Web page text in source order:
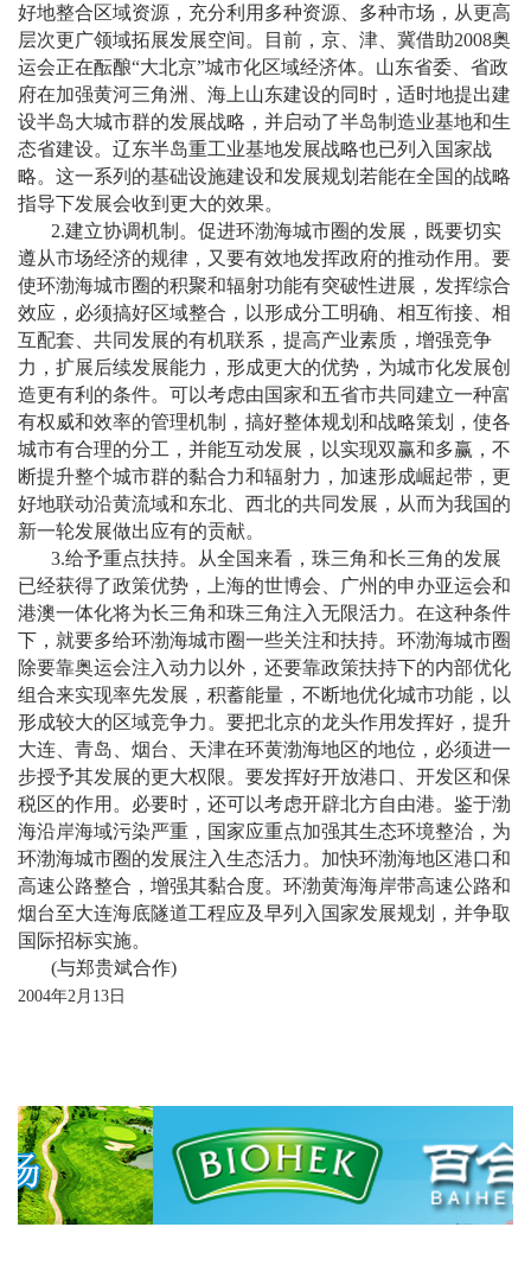
好地整合区域资源，充分利用多种资源、多种市场，从更高
层次更广领域拓展发展空间。目前，京、津、冀借助2008奥
运会正在酝酿“大北京”城市化区域经济体。山东省委、省政
府在加强黄河三角洲、海上山东建设的同时，适时地提出建
设半岛大城市群的发展战略，并启动了半岛制造业基地和生
态省建设。辽东半岛重工业基地发展战略也已列入国家战
略。这一系列的基础设施建设和发展规划若能在全国的战略
指导下发展会收到更大的效果。
2.建立协调机制。促进环渤海城市圈的发展，既要切实
遵从市场经济的规律，又要有效地发挥政府的推动作用。要
使环渤海城市圈的积聚和辐射功能有突破性进展，发挥综合
效应，必须搞好区域整合，以形成分工明确、相互衔接、相
互配套、共同发展的有机联系，提高产业素质，增强竞争
力，扩展后续发展能力，形成更大的优势，为城市化发展创
造更有利的条件。可以考虑由国家和五省市共同建立一种富
有权威和效率的管理机制，搞好整体规划和战略策划，使各
城市有合理的分工，并能互动发展，以实现双赢和多赢，不
断提升整个城市群的黏合力和辐射力，加速形成崛起带，更
好地联动沿黄流域和东北、西北的共同发展，从而为我国的
新一轮发展做出应有的贡献。
3.给予重点扶持。从全国来看，珠三角和长三角的发展
已经获得了政策优势，上海的世博会、广州的申办亚运会和
港澳一体化将为长三角和珠三角注入无限活力。在这种条件
下，就要多给环渤海城市圈一些关注和扶持。环渤海城市圈
除要靠奥运会注入动力以外，还要靠政策扶持下的内部优化
组合来实现率先发展，积蓄能量，不断地优化城市功能，以
形成较大的区域竞争力。要把北京的龙头作用发挥好，提升
大连、青岛、烟台、天津在环黄渤海地区的地位，必须进一
步授予其发展的更大权限。要发挥好开放港口、开发区和保
税区的作用。必要时，还可以考虑开辟北方自由港。鉴于渤
海沿岸海域污染严重，国家应重点加强其生态环境整治，为
环渤海城市圈的发展注入生态活力。加快环渤海地区港口和
高速公路整合，增强其黏合度。环渤黄海海岸带高速公路和
烟台至大连海底隧道工程应及早列入国家发展规划，并争取
国际招标实施。
(与郑贵斌合作)
2004年2 月 13日